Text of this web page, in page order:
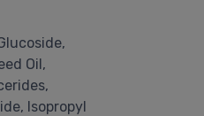
Oil,
Isopropyl